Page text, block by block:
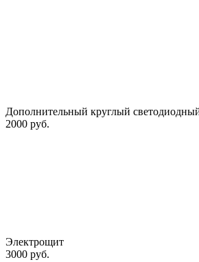
Дополнительный круглый
2000 руб.
Электрощит
3000 руб.